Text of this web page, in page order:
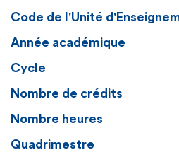
Code de l'Unité
Année académique
Cycle
Nombre de crédits
Nombre heures
Quadrimestre